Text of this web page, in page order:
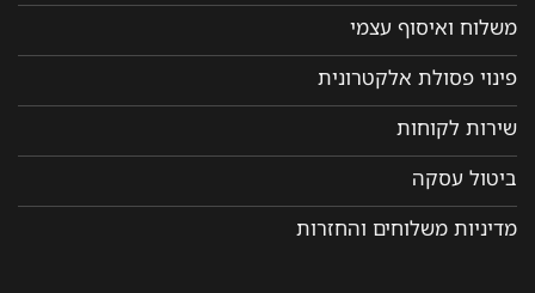
משלוח ואיסוף עצמי
פינוי פסולת אלקטרונית
שירות לקוחות
ביטול עסקה
מדיניות משלוחים והחזרות